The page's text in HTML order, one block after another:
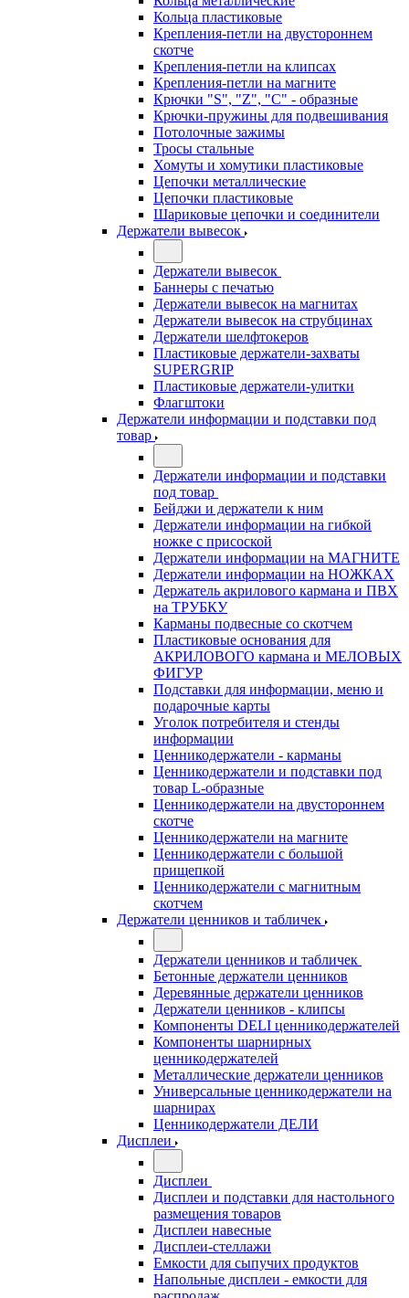
Кольца пластиковые
Крепления-петли на двустороннем
скотче
Крепления-петли на клипсах
Крепления-петли на магните
Крючки "S", "Z", "C" - образные
Крючки-пружины для подвешивания
Потолочные зажимы
Тросы стальные
Хомуты и хомутики пластиковые
Цепочки металлические
Цепочки пластиковые
Шариковые цепочки и соединители
Держатели вывесок
Держатели вывесок
Баннеры с печатью
Держатели вывесок на магнитах
Держатели вывесок на струбцинах
Держатели шелфтокеров
Пластиковые держатели-захваты
SUPERGRIP
Пластиковые держатели-улитки
Флагштоки
Держатели информации и подставки под
товар
Держатели информации и подставки
под товар
Бейджи и держатели к ним
Держатели информации на гибкой
ножке с присоской
Держатели информации на МАГНИТЕ
Держатели информации на НОЖКАХ
Держатель акрилового кармана и ПВХ
на ТРУБКУ
Карманы подвесные со скотчем
Пластиковые основания для
АКРИЛОВОГО кармана и МЕЛОВЫХ
ФИГУР
Подставки для информации, меню и
подарочные карты
Уголок потребителя и стенды
информации
Ценникодержатели - карманы
Ценникодержатели и подставки под
товар L-образные
Ценникодержатели на двустороннем
скотче
Ценникодержатели на магните
Ценникодержатели с большой
прищепкой
Ценникодержатели с магнитным
скотчем
Держатели ценников и табличек
Держатели ценников и табличек
Бетонные держатели ценников
Деревянные держатели ценников
Держатели ценников - клипсы
Компоненты DELI ценникодержателей
Компоненты шарнирных
ценникодержателей
Металлические держатели ценников
Универсальные ценникодержатели на
шарнирах
Ценникодержатели ДЕЛИ
Дисплеи
Дисплеи
Дисплеи и подставки для настольного
размещения товаров
Дисплеи навесные
Дисплеи-стеллажи
Емкости для сыпучих продуктов
Напольные дисплеи - емкости для